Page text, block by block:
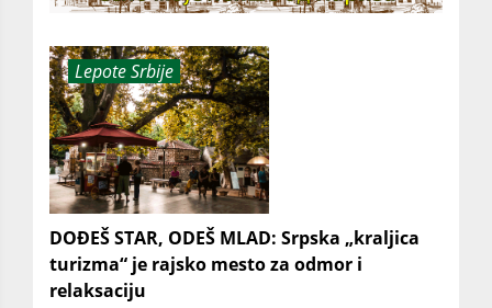
Lepote Srbije
DOĐEŠ STAR, ODEŠ MLAD: Srpska „kraljica
turizma“ je rajsko mesto za odmor i
relaksaciju